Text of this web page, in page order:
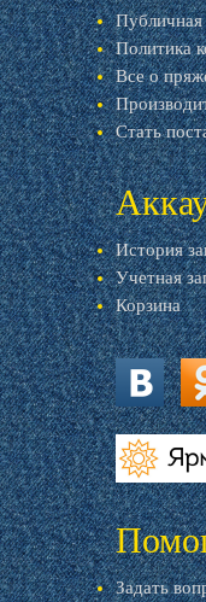
Публичная
Политика
Все о
Стать
История
Учетная
Корзина
vk.com
Задать